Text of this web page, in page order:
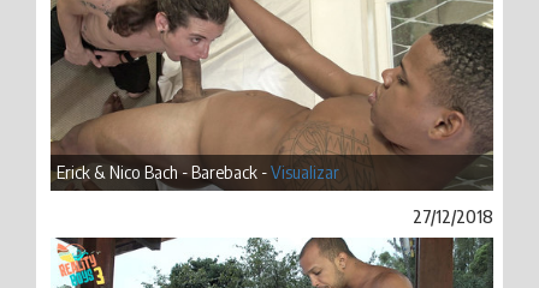
Erick & Nico Bach - Bareback -Visualizar
27/12/2018